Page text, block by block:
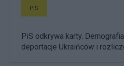
PiS
PiS odkrywa karty.
deportacje Ukraińców i